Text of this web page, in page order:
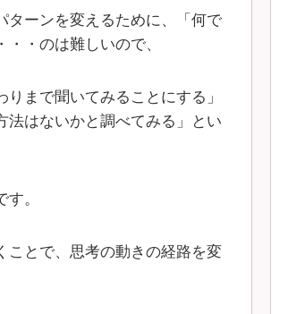
ターンを変えるために、「何で
・のは難しいので、
まで聞いてみることにする」
法はないかと調べてみる」とい
。
ことで、思考の動きの経路を変